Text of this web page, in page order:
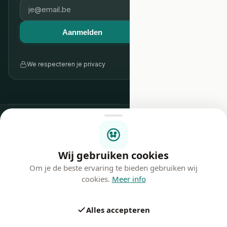
Aanmelden
We respecteren je privacy
Alle rechten
Privacybeleid
Wij gebruiken cookies
Om je de beste ervaring te bieden gebruiken wij
cookies. Meer info
Alles accepteren